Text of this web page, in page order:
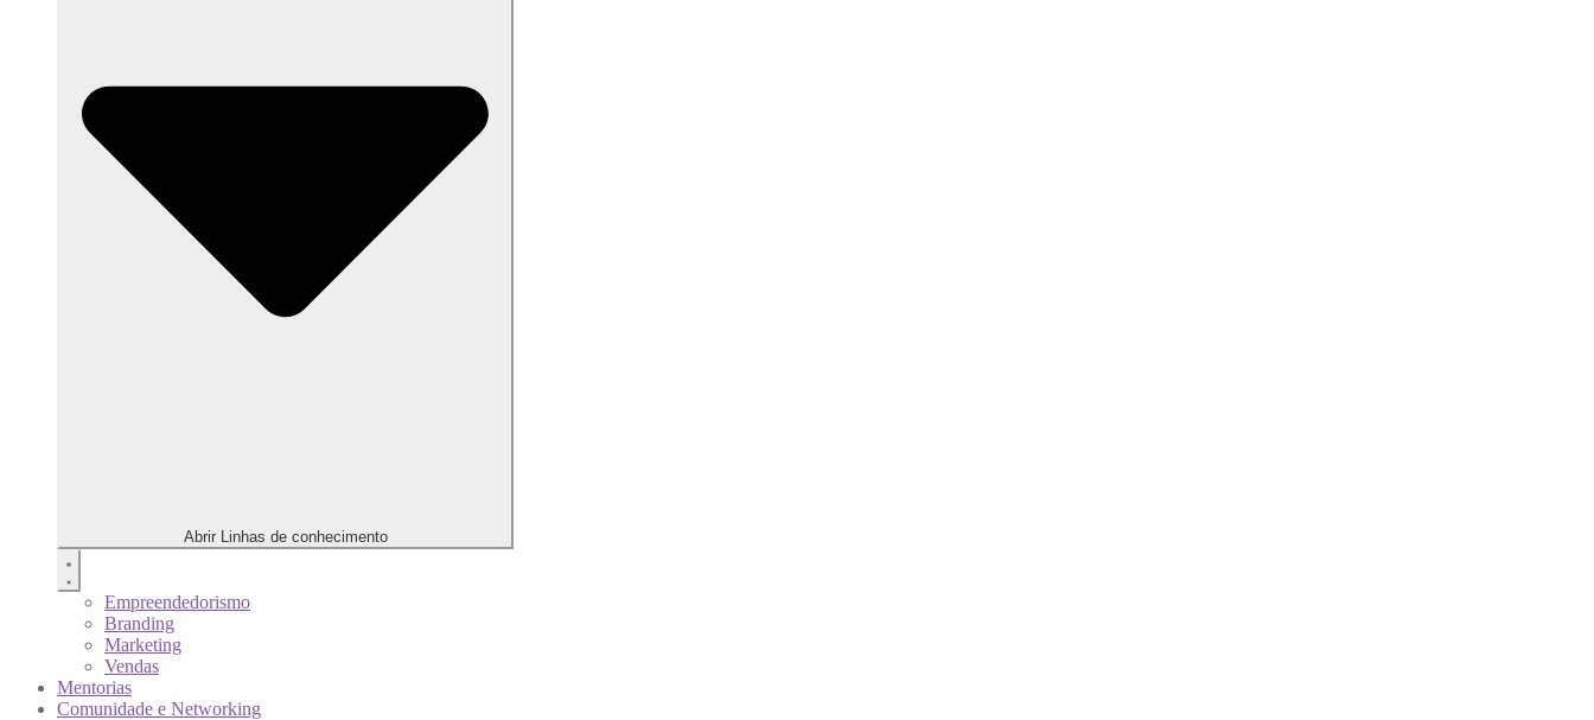
Abrir Linhas de conhecimento
Empreendedorismo
Branding
Marketing
Vendas
Mentorias
Comunidade e Networking